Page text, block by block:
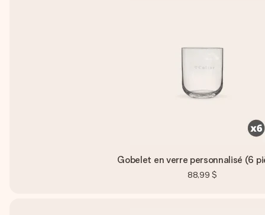
Gobelet en verre personnalisé (6
88,99 $